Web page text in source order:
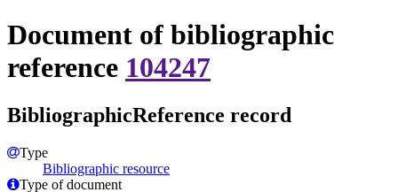
Document of bibliographic
reference 104247
BibliographicReference record
Type
Bibliographic resource
Type of document